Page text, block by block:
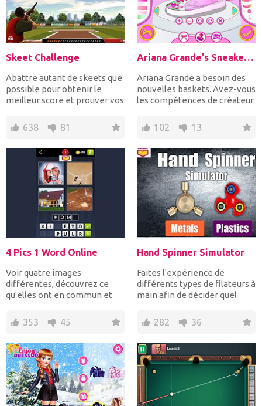
Skeet Challenge
Abattre autant de skeets que
possible pour obtenir le
meilleur score et prouver vos
638 81
Ariana Grande's Sneaker Designer
Ariana Grande a besoin des
nouvelles baskets. Avez-vous
les compétences de créateur
102 13
4 Pics 1 Word Online
Voir quatre images
différentes, découvrez ce
qu'elles ont en commun et
353 45
Hand Spinner Simulator
Faites l'expérience de
différents types de filateurs à
main afin de décider quel
282 36